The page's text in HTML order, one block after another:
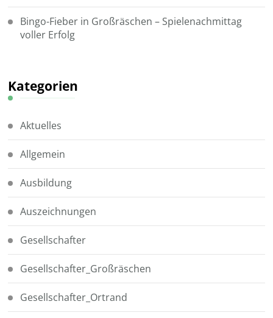
Bingo-Fieber in Großräschen – Spielenachmittag
voller Erfolg
Kategorien
Aktuelles
Allgemein
Ausbildung
Auszeichnungen
Gesellschafter
Gesellschafter_Großräschen
Gesellschafter_Ortrand